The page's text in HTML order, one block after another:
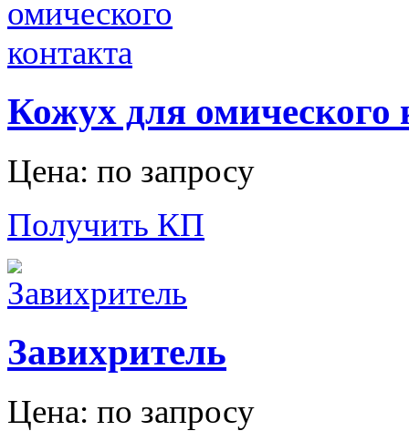
Кожух для омического
Цена: по запросу
Получить КП
Завихритель
Цена: по запросу